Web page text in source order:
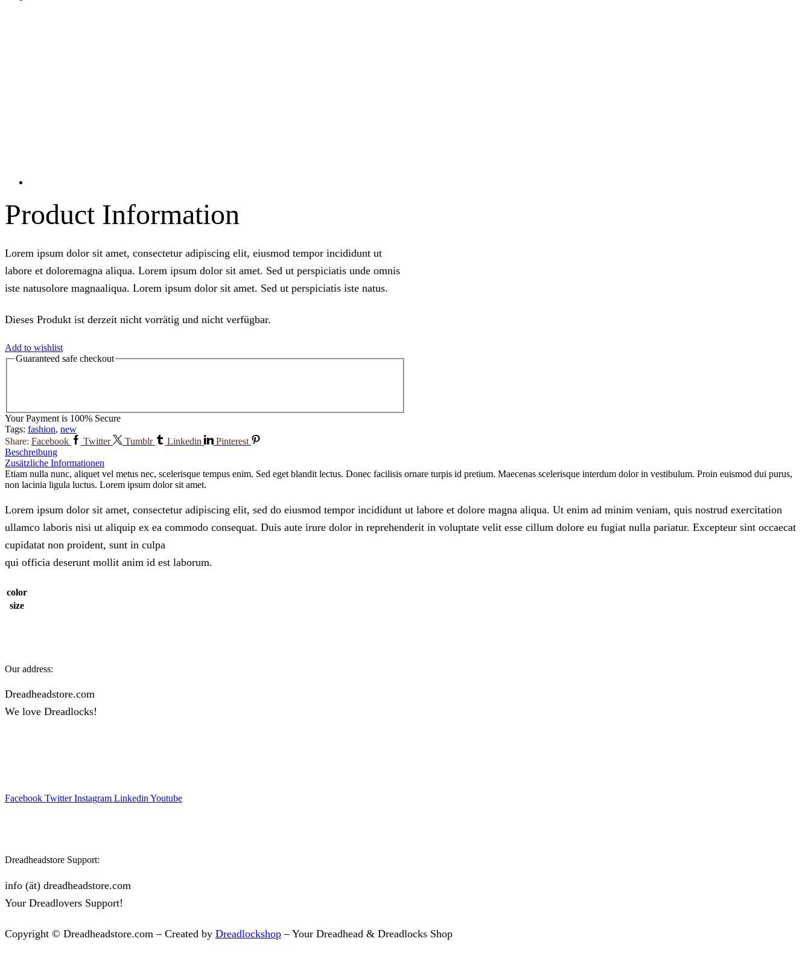
Product Information
Lorem ipsum dolor sit amet, consectetur adipiscing elit, eiusmod tempor incididunt ut
labore et doloremagna aliqua. Lorem ipsum dolor sit amet. Sed ut perspiciatis unde omnis
iste natusolore magnaaliqua. Lorem ipsum dolor sit amet. Sed ut perspiciatis iste natus.
Dieses Produkt ist derzeit nicht vorrätig und nicht verfügbar.
Add to wishlist
Guaranteed safe checkout
Your Payment is 100% Secure
Tags: fashion, new
Share: Facebook Twitter Tumblr Linkedin
Pinterest
Beschreibung
Zusätzliche Informationen
Etiam nulla nunc, aliquet vel metus nec, scelerisque tempus enim. Sed eget blandit lectus. Donec facilisis ornare turpis id pretium. Maecenas scelerisque interdum dolor in vestibulum. Proin euismod dui purus,
non lacinia ligula luctus. Lorem ipsum dolor sit amet.
Lorem ipsum dolor sit amet, consectetur adipiscing elit, sed do eiusmod tempor incididunt ut labore et dolore magna aliqua. Ut enim ad minim veniam, quis nostrud exercitation
ullamco laboris nisi ut aliquip ex ea commodo consequat. Duis aute irure dolor in reprehenderit in voluptate velit esse cillum dolore eu fugiat nulla pariatur. Excepteur sint occaecat
cupidatat non proident, sunt in culpa
qui officia deserunt mollit anim id est laborum.
color
size
Our address:
Dreadheadstore.com
We love Dreadlocks!
Facebook Twitter Instagram Linkedin Youtube
Dreadheadstore Support:
info (ät) dreadheadstore.com
Your Dreadlovers Support!
Copyright © Dreadheadstore.com – Created by Dreadlockshop – Your Dreadhead & Dreadlocks Shop